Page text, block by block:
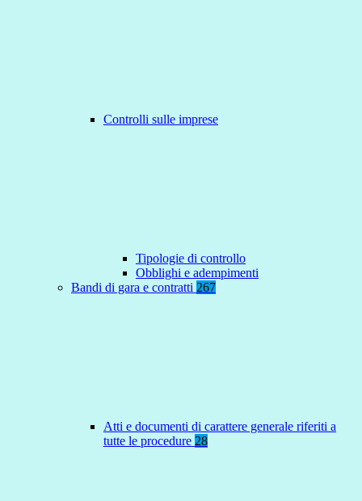
Controlli sulle imprese
Tipologie di controllo
Obblighi e adempimenti
Bandi di gara e contratti 267
Atti e documenti di carattere generale riferiti a
tutte le procedure 28